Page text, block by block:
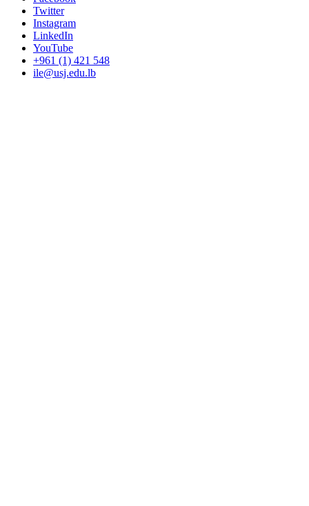
Twitter
Instagram
LinkedIn
YouTube
+961 (1) 421 548
ile@usj.edu.lb